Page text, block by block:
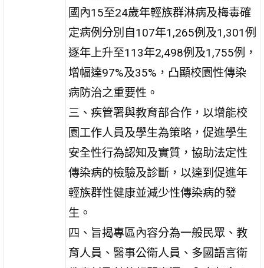
國內15至24歲年輕族群淋病及梅毒確
定病例分別自107年1,265例及1,301例
逐年上升至113年2,498例及1,755例，
增幅達97%及35%，凸顯校園性傳染
病防治之重要性。
三、疾管署與教育部合作，以增能校
園工作人員及學生為策略，促進學生
安全性行為認知及實質，協助法定性
傳染病的檢驗及診斷，以達到促進年
輕族群性健康並減少性傳染病的發
生。
四、旨揭專區內容分為一般民眾、教
育人員、醫事公衛人員、多國語言衛